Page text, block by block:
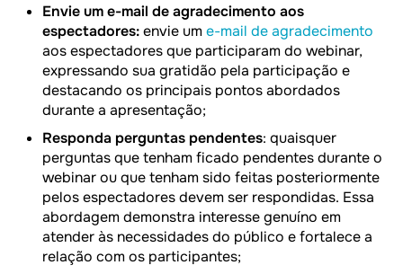
Envie um e-mail de agradecimento aos
espectadores:envie ume-mail de agradecimento
aos espectadores que participaram do webinar,
expressando sua gratidão pela participação e
destacando os principais pontos abordados
durante a apresentação;
Responda perguntas pendentes: quaisquer
perguntas que tenham ficado pendentes durante o
webinar ou que tenham sido feitas posteriormente
pelos espectadores devem ser respondidas. Essa
abordagem demonstra interesse genuíno em
atender às necessidades do público e fortalece a
relação com os participantes;